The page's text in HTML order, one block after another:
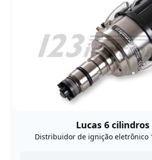
Lucas 6 cilindros
Distribuidor de ignição eletrônico